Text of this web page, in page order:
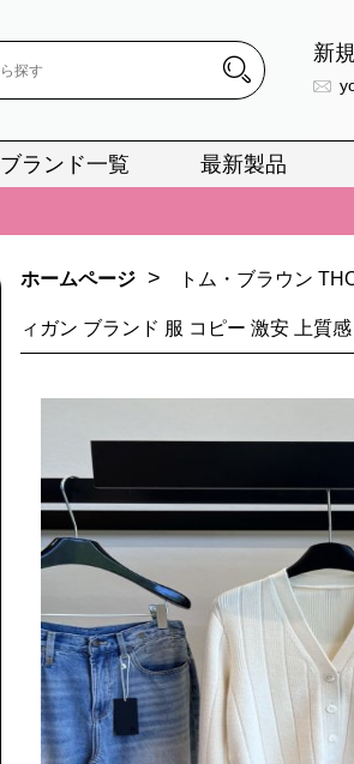
新
ブランド一覧 最新製品
📢 当店は正真正銘のn級スーパーコピー
📢 2026春の新作続々更新中
📢 新作入荷！ルイ・ヴィトンスーパー
📢 当店は正真正銘のn級スーパーコピー
新作入荷！ルイ・ヴィトンスーパー
ホームページ > トム・ブラウン
ィガン ブランド 服 コピー 激安 上質